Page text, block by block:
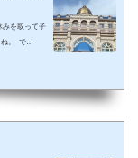
みを取って子
ね。 で
ィズニーラ...